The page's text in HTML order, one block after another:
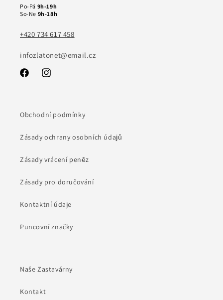
Po-Pá 9h-19h
So-Ne 9h-18h
+420 734 617 458
infozlatonet@email.cz
FacebookInstagram
Obchodní podmínky
Zásady ochrany osobních údajů
Zásady vrácení peněz
Zásady pro doručování
Kontaktní údaje
Puncovní značky
Naše Zastavárny
Kontakt